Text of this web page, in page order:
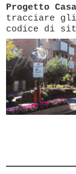
Progetto
tracciare gli
codice di